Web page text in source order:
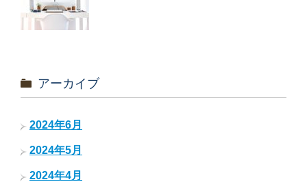
アーカイブ
2024年6月
2024年5月
2024年4月